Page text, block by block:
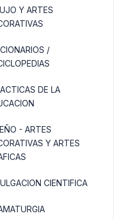
Y ARTES
/
DE LA
- ARTES
Y ARTES
CIENTIFICA